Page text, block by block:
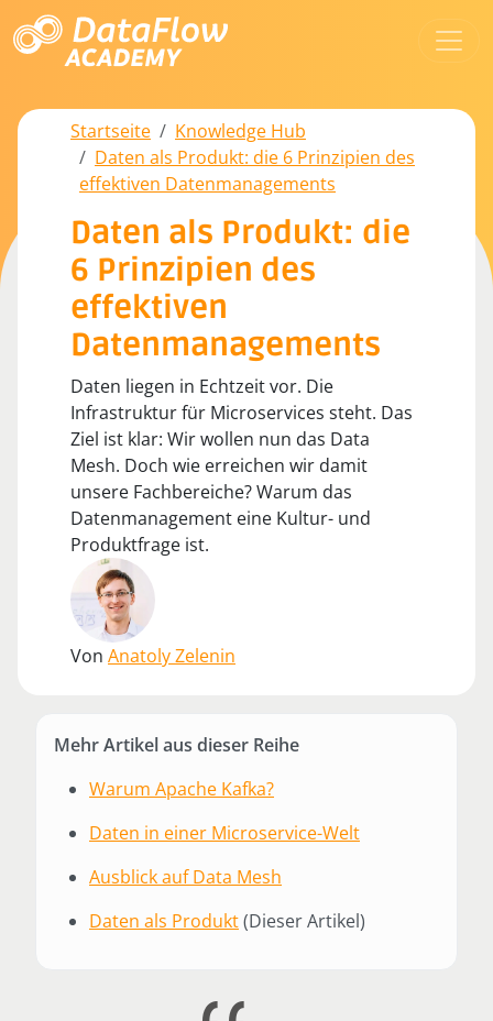
Startseite
Knowledge Hub
Daten als Produkt: die 6 Prinzipien des
effektiven Datenmanagements
Daten als Produkt: die
6 Prinzipien des
effektiven
Datenmanagements
Daten liegen in Echtzeit vor. Die
Infrastruktur für Microservices steht. Das
Ziel ist klar: Wir wollen nun das Data
Mesh. Doch wie erreichen wir damit
unsere Fachbereiche? Warum das
Datenmanagement eine Kultur- und
Produktfrage ist.
Von Anatoly Zelenin
Mehr Artikel aus dieser Reihe
Warum Apache Kafka?
Daten in einer Microservice-Welt
Ausblick auf Data Mesh
Daten als Produkt(Dieser Artikel)